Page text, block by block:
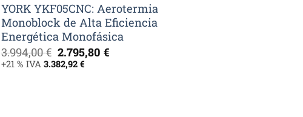
YORK YKF05CNC: Aerotermia
Monoblock de Alta Eficiencia
Energética Monofásica
3.994,00€ El
precio
original
2.795,80€
+21 % IVA 3.382,92 €